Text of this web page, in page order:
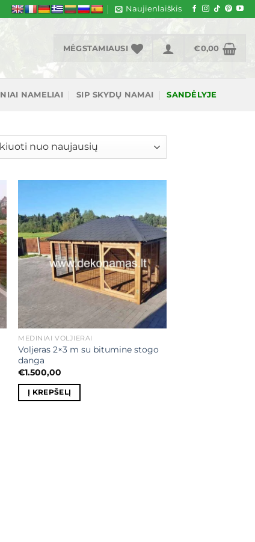
Naujienlaiškis
MĖGSTAMIAUSI €0,00
NAMELIAI SIP SKYDŲ NAMAI SANDĖLYJE
Mėgstamiausias
MEDINIAI VOLJIERAI
Voljeras 2×3 m su bitumine stogo
danga
€1.500,00
Į KREPŠELĮ